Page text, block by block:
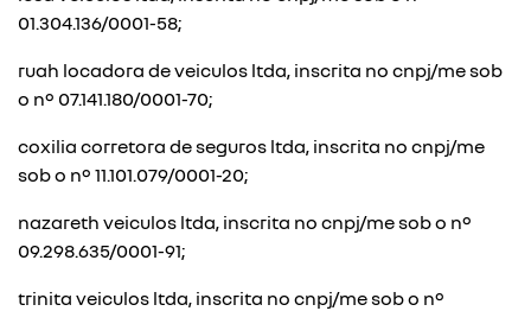
01.304.136/0001-58;
ruah locadora de veiculos ltda, inscrita no cnpj/me sob
o nº 07.141.180/0001-70;
coxilia corretora de seguros ltda, inscrita no cnpj/me
sob o nº 11.101.079/0001-20;
nazareth veiculos ltda, inscrita no cnpj/me sob o nº
09.298.635/0001-91;
trinita veiculos ltda, inscrita no cnpj/me sob o nº